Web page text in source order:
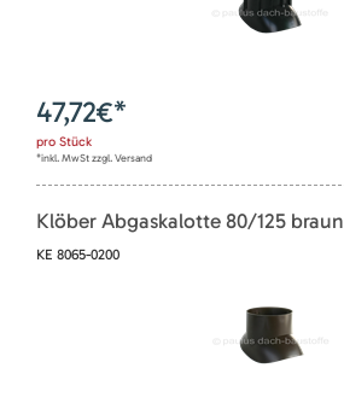
47,72€*
pro Stück
*inkl. MwSt zzgl. Versand
Klöber Abgaskalotte 80/125 braun
KE 8065-0200